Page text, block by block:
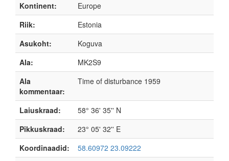
Kontinent:
Europe
Riik:
Estonia
Asukoht:
Koguva
Ala:
MK2S9
Ala
kommentaar:
Time of disturbance 1959
Laiuskraad:
58° 36' 35'' N
Pikkuskraad:
23° 05' 32'' E
Koordinaadid:
58.60972 23.09222